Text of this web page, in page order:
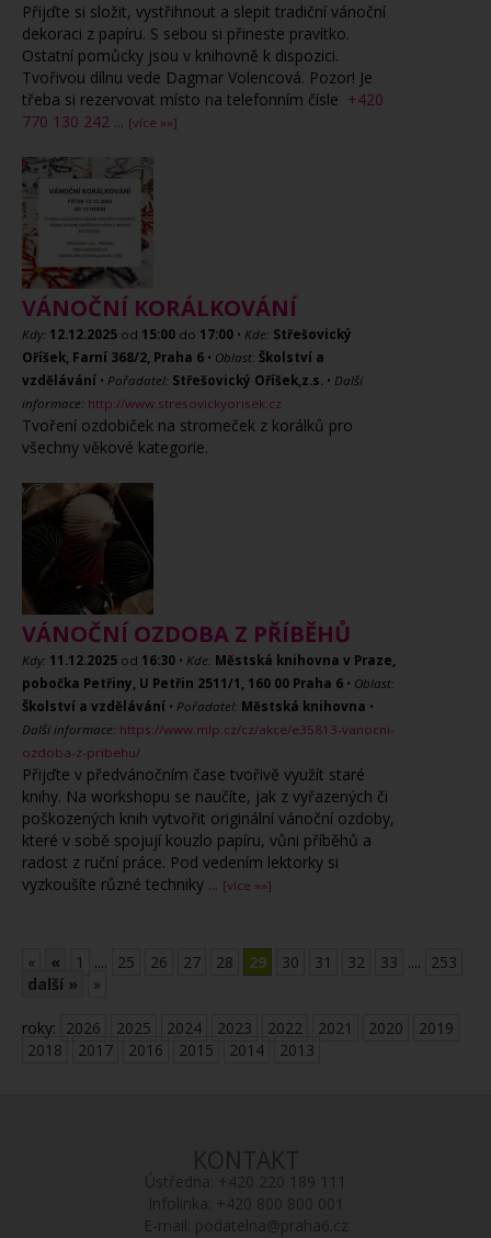
Přijďte si složit, vystřihnout a slepit tradiční vánoční
dekoraci z papíru. S sebou si přineste pravítko.
Ostatní pomůcky jsou v knihovně k dispozici.
Tvořivou dílnu vede Dagmar Volencová. Pozor! Je
třeba si rezervovat místo na telefonním čísle +420
770 130 242 ... [více »»]
VÁNOČNÍ KORÁLKOVÁNÍ
Kdy: 12.12.2025 od 15:00 do 17:00 • Kde: Střešovický
Oříšek, Farní 368/2, Praha 6 • Oblast: Školství a
vzdělávání • Pořadatel: Střešovický Oříšek,z.s. • Další
informace: http://www.stresovickyorisek.cz
Tvoření ozdobiček na stromeček z korálků pro
všechny věkové kategorie.
VÁNOČNÍ OZDOBA Z PŘÍBĚHŮ
Kdy: 11.12.2025 od 16:30 • Kde: Městská knihovna v Praze,
pobočka Petřiny, U Petřin 2511/1, 160 00 Praha 6 • Oblast:
Školství a vzdělávání • Pořadatel: Městská knihovna •
Další informace: https://www.mlp.cz/cz/akce/e35813-vanocni-
ozdoba-z-pribehu/
Přijďte v předvánočním čase tvořivě využít staré
knihy. Na workshopu se naučíte, jak z vyřazených či
poškozených knih vytvořit originální vánoční ozdoby,
které v sobě spojují kouzlo papíru, vůni příběhů a
radost z ruční práce. Pod vedením lektorky si
vyzkoušíte různé techniky ... [více »»]
« « 1 .... 25 26 27 28 29 30 31 32 33 .... 253
další »
»
roky: 2026 2025 2024 2023 2022 2021 2020
2019
2018
2017 2016 2015 2014 2013
KONTAKT
Ústředna: +420 220 189 111
Infolinka: +420 800 800 001
E-mail: podatelna@praha6.cz